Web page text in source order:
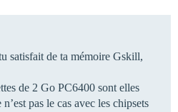
satisfait de ta mémoire Gskill,
de 2 Go PC6400 sont elles
pas le cas avec les chipsets